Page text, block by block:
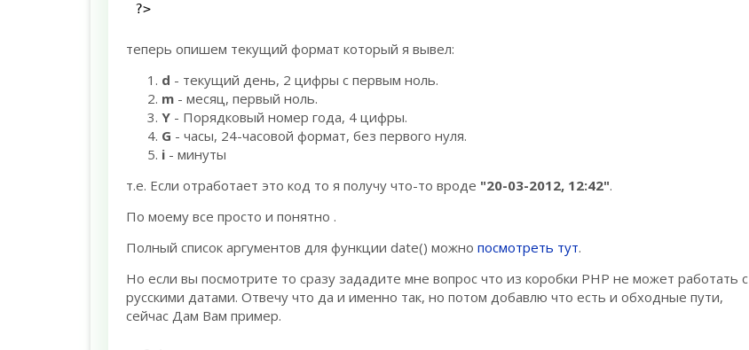
?>
теперь опишем текущий формат который я вывел:
d - текущий день, 2 цифры с первым ноль.
m - месяц, первый ноль.
Y - Порядковый номер года, 4 цифры.
G - часы, 24-часовой формат, без первого нуля.
i - минуты
т.е. Если отработает это код то я получу что-то вроде "20-03-2012, 12:42".
По моему все просто и понятно .
Полный список аргументов для функции date() можно посмотреть тут.
Но если вы посмотрите то сразу зададите мне вопрос что из коробки PHP не может работать с
русскими датами. Отвечу что да и именно так, но потом добавлю что есть и обходные пути,
сейчас Дам Вам пример.